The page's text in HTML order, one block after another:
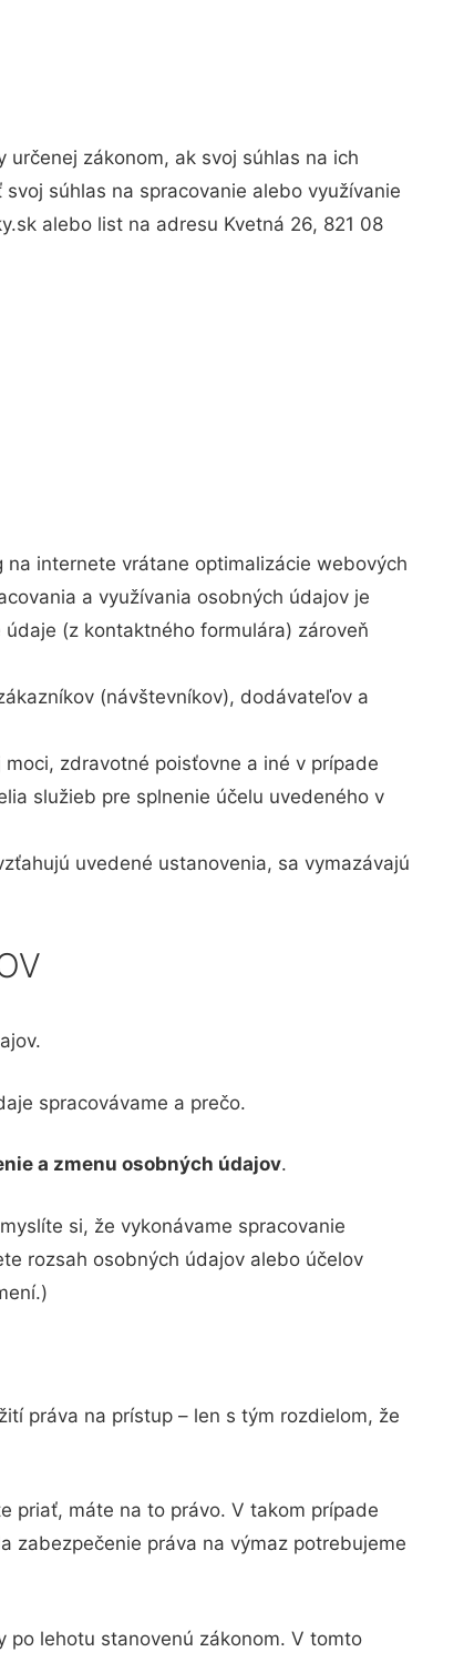
zákonom, ak svoj súhlas na ich
súhlas na spracovanie alebo využívanie
alebo list na adresu Kvetná 26, 821 08
internete vrátane optimalizácie webových
a využívania osobných údajov je
(z kontaktného formulára) zároveň
(návštevníkov), dodávateľov a
zdravotné poisťovne a iné v prípade
služieb pre splnenie účelu uvedeného v
uvedené ustanovenia, sa vymazávajú
spracovávame a prečo.
a zmenu osobných údajov.
si, že vykonávame spracovanie
rozsah osobných údajov alebo účelov
práva na prístup – len s tým rozdielom, že
priať, máte na to právo. V takom prípade
zabezpečenie práva na výmaz potrebujeme
po lehotu stanovenú zákonom. V tomto